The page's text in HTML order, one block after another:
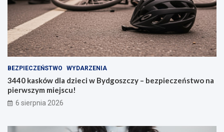
BEZPIECZEŃSTWO WYDARZENIA
3440 kasków dla dzieci w Bydgoszczy – bezpieczeństwo na
pierwszym miejscu!
6 sierpnia 2026